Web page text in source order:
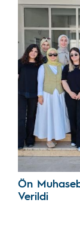
Ön
Verildi